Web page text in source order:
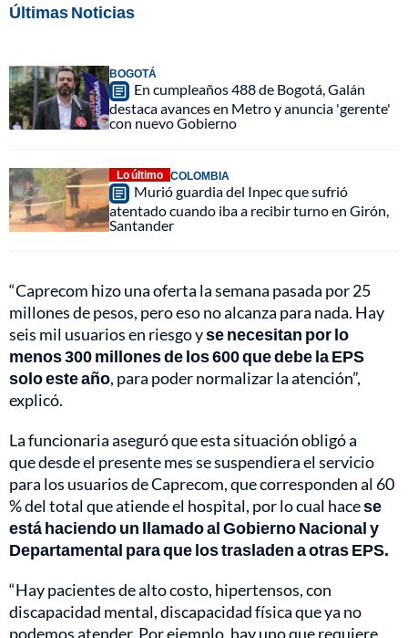
Últimas Noticias
BOGOTÁ
En cumpleaños 488 de Bogotá, Galán
destaca avances en Metro y anuncia 'gerente'
con nuevo Gobierno
Lo último COLOMBIA
Murió guardia del Inpec que sufrió
atentado cuando iba a recibir turno en Girón,
Santander
“Caprecom hizo una oferta la semana pasada por 25
millones de pesos, pero eso no alcanza para nada. Hay
seis mil usuarios en riesgo yse necesitan por lo
menos 300 millones de los 600 que debe la EPS
solo este año, para poder normalizar la atención”,
explicó.
La funcionaria aseguró que esta situación obligó a
que desde el presente mes se suspendiera el servicio
para los usuarios de Caprecom, que corresponden al 60
% del total que atiende el hospital, por lo cual hacese
está haciendo un llamado al Gobierno Nacional y
Departamental para que los trasladen a otras EPS.
“Hay pacientes de alto costo, hipertensos, con
discapacidad mental, discapacidad física que ya no
podemos atender. Por ejemplo, hay uno que requiere